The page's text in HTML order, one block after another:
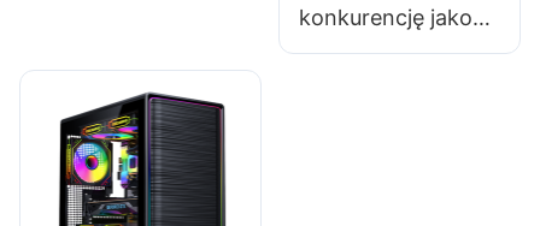
konkurencję jako
dostawca obudów